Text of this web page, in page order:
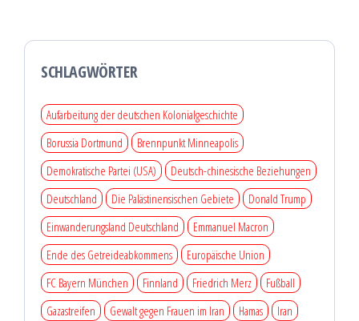
SCHLAGWÖRTER
Aufarbeitung der deutschen Kolonialgeschichte
Borussia Dortmund
Brennpunkt Minneapolis
Demokratische Partei (USA)
Deutsch-chinesische Beziehungen
Deutschland
Die Palästinensischen Gebiete
Donald Trump
Einwanderungsland Deutschland
Emmanuel Macron
Ende des Getreideabkommens
Europäische Union
FC Bayern München
Finnland Friedrich Merz
Fußball
Gazastreifen
Gewalt gegen Frauen im Iran Hamas
Iran